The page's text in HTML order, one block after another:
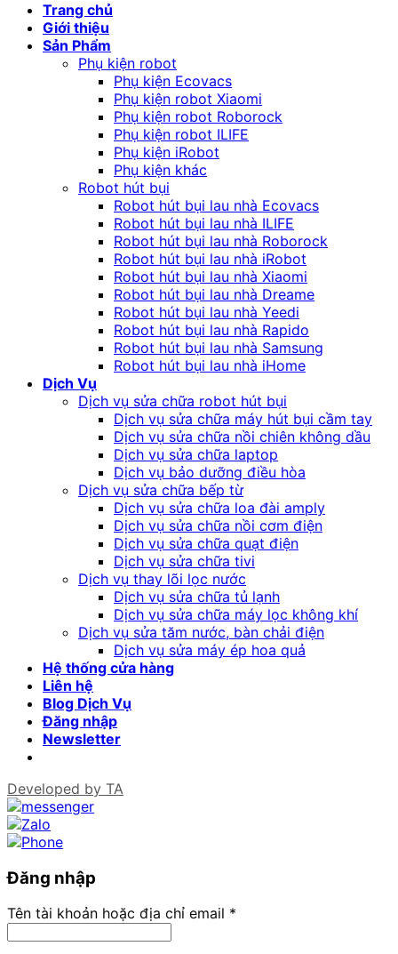
Trang chủ
Giới thiệu
Sản Phẩm
Phụ kiện robot
Phụ kiện Ecovacs
Phụ kiện robot Xiaomi
Phụ kiện robot Roborock
Phụ kiện robot ILIFE
Phụ kiện iRobot
Phụ kiện khác
Robot hút bụi
Robot hút bụi lau nhà Ecovacs
Robot hút bụi lau nhà ILIFE
Robot hút bụi lau nhà Roborock
Robot hút bụi lau nhà iRobot
Robot hút bụi lau nhà Xiaomi
Robot hút bụi lau nhà Dreame
Robot hút bụi lau nhà Yeedi
Robot hút bụi lau nhà Rapido
Robot hút bụi lau nhà Samsung
Robot hút bụi lau nhà iHome
Dịch Vụ
Dịch vụ sửa chữa robot hút bụi
Dịch vụ sửa chữa máy hút bụi cầm tay
Dịch vụ sửa chữa nồi chiên không dầu
Dịch vụ sửa chữa laptop
Dịch vụ bảo dưỡng điều hòa
Dịch vụ sửa chữa bếp từ
Dịch vụ sửa chữa loa đài amply
Dịch vụ sửa chữa nồi cơm điện
Dịch vụ sửa chữa quạt điện
Dịch vụ sửa chữa tivi
Dịch vụ thay lõi lọc nước
Dịch vụ sửa chữa tủ lạnh
Dịch vụ sửa chữa máy lọc không khí
Dịch vụ sửa tăm nước, bàn chải điện
Dịch vụ sửa máy ép hoa quả
Hệ thống cửa hàng
Liên hệ
Blog Dịch Vụ
Đăng nhập
Newsletter
Developed by TA
Đăng nhập
Tên tài khoản hoặc địa chỉ email *